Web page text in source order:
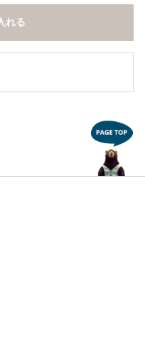
用ください。
お願いいたします。
貸出はございません。
テージ周辺でのタープ・
ち出しは禁止です。
動はご遠慮ください。
ご遠慮願います。
間の大声での談笑等）や
床面から高さ60cm以上
コンロや網などの洗浄は
れる